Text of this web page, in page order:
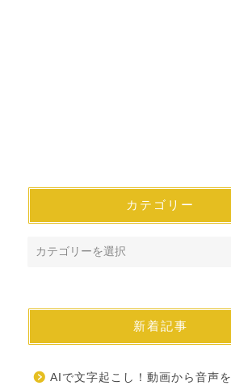
カテゴリー
新着記事
AIで文字起こし！動画から音声